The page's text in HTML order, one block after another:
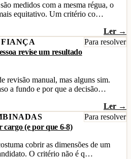
medidos com a mesma régua, o
equitativo. Um critério co…
Ler →
Para resolver
revise um resultado
revisão manual, mas alguns sim.
a fundo e por que a decisão…
Ler →
Para resolver
cargo (e por que 6-8)
cobrir as dimensões de um
O critério não é q…